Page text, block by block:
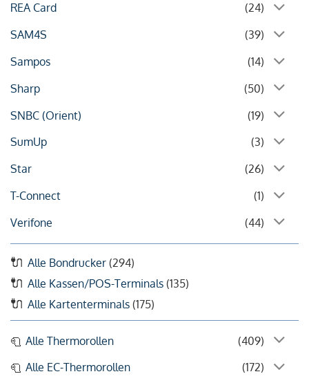
REA Card
(24)
SAM4S
(39)
Sampos
(14)
Sharp
(50)
SNBC (Orient)
(19)
SumUp
(3)
Star
(26)
T-Connect
(1)
Verifone
(44)
Alle Bondrucker (294)
Alle Kassen/POS-Terminals (135)
Alle Kartenterminals (175)
Alle Thermorollen
(409)
Alle EC-Thermorollen
(172)